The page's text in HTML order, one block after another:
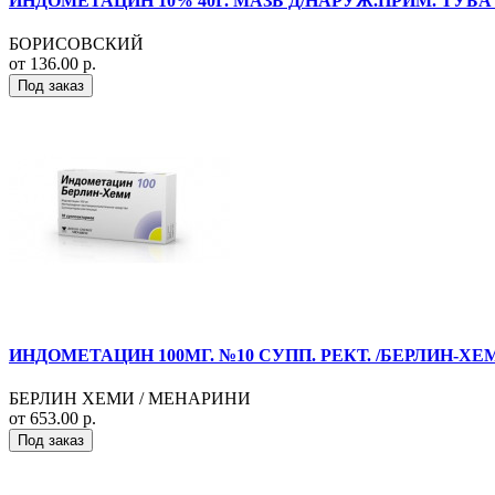
БОРИСОВСКИЙ
от 136.00 р.
Под заказ
ИНДОМЕТАЦИН 100МГ. №10 СУПП. РЕКТ. /БЕРЛИН-
БЕРЛИН ХЕМИ / МЕНАРИНИ
от 653.00 р.
Под заказ